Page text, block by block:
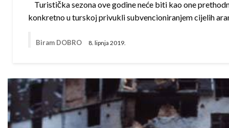
Turistička sezona ove godine neće biti kao one
konkretno u turskoj privukli subvencioniranjem cijelih
Biram DOBRO 8. lipnja 2019.